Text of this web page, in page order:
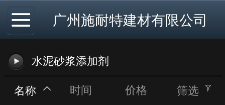
广州施耐特建材有限公司
水泥砂浆添加剂
名称 时间 价格 筛选